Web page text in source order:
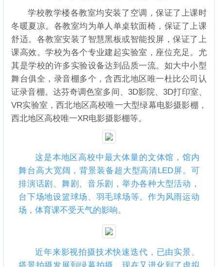
学校教学楼各教室均安装了空调，保证了上课时
冬暖夏凉。各教室均为单人单桌软面椅，保证了上课
舒适。各教室安装了智慧黑板或智能投屏，保证了上
课高效。学校为各个专业建起实验室，座位充足。尤
其是学校的许多实验设备达到品质一流。如大中小型
舞台俱全，录音棚多个，含西北地区唯一杜比公司认
证录音棚。达芬奇调色室多间、3D影院、3D打印室、
VR实验室，西北地区高校唯一大型绿幕电影摄影棚，
西北地区高校唯一XR电影摄影棚等。
这是本地区高校中最大体量的文体馆，馆内
舞台高大宽阔，背景装备超大型高清LED屏。可
排演话剧、舞剧、音乐剧，举办各种大型活动，
台下场地设篮球场、羽毛球场等。作为风雨运动
场，体育课不受天气的影响。
近年来影视拍摄技术快速迭代，已由实景、